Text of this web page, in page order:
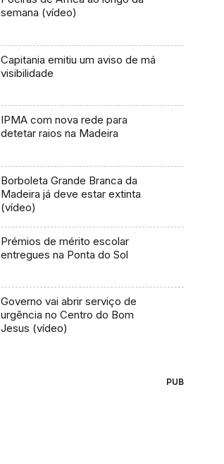
semana (vídeo)
Capitania emitiu um aviso de má
visibilidade
IPMA com nova rede para
detetar raios na Madeira
Borboleta Grande Branca da
Madeira já deve estar extinta
(vídeo)
Prémios de mérito escolar
entregues na Ponta do Sol
Governo vai abrir serviço de
urgência no Centro do Bom
Jesus (vídeo)
PUB